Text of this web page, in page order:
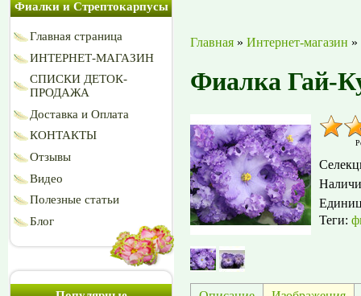
Фиалки и Стрептокарпусы
Главная страница
ИНТЕРНЕТ-МАГАЗИН
СПИСКИ ДЕТОК-
ПРОДАЖА
Доставка и Оплата
КОНТАКТЫ
Отзывы
Видео
Полезные статьи
Блог
Главная » Интернет-магазин »
Фиалка Гай-
Теги: